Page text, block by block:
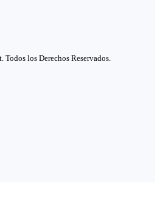
los Derechos Reservados.